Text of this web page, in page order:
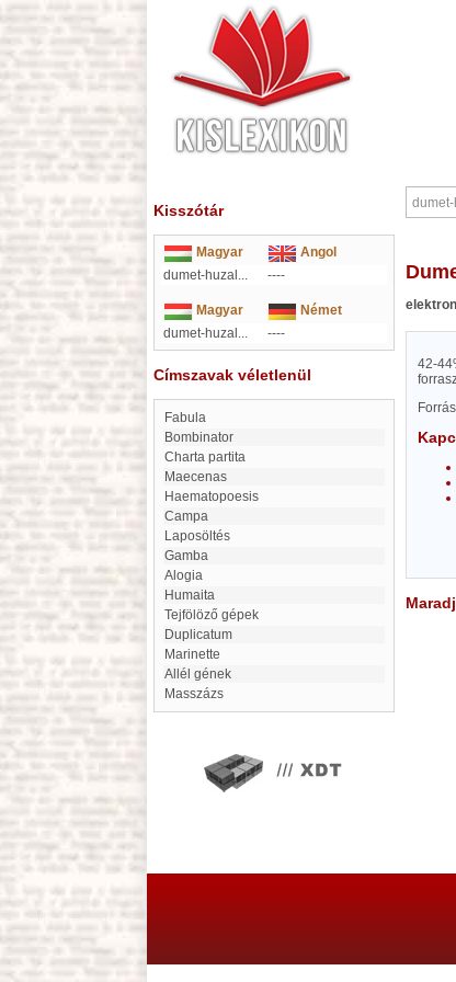
Kisszótár
Magyar
Angol
dumet-huzal...
----
Magyar
Német
dumet-huzal...
----
Címszavak véletlenül
Fabula
Bombinator
Charta partita
maecenas
haematopoesis
campa
Laposöltés
gamba
Alogia
Humaita
Tejfölöző gépek
Duplicatum
Marinette
allél gének
masszázs
42-